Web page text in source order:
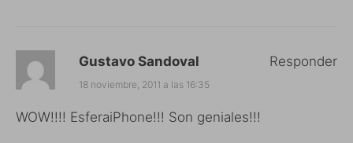
Gustavo Sandoval
18 noviembre, 2011 a las 16:35
WOW!!!! EsferaiPhone!!! Son geniales!!!
Responder